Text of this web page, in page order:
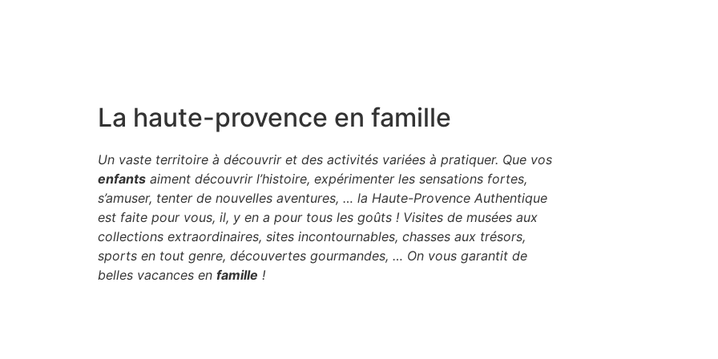
La haute-provence en famille
Un vaste territoire à découvrir et des activités variées à pratiquer. Que vos
enfants aiment découvrir l’histoire, expérimenter les sensations fortes,
s’amuser, tenter de nouvelles aventures, … la Haute-Provence Authentique
est faite pour vous, il, y en a pour tous les goûts ! Visites de musées aux
collections extraordinaires, sites incontournables, chasses aux trésors,
sports en tout genre, découvertes gourmandes, … On vous garantit de
belles vacances en famille !